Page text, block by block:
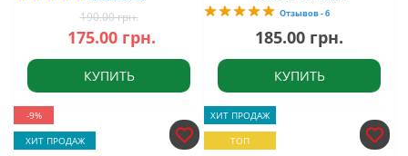
190.00 грн.
175.00 грн.
КУПИТЬ
Отзывов - 6
185.00 грн.
КУПИТЬ
-9%
ХИТ ПРОДАЖ
ХИТ ПРОДАЖ
ТОП